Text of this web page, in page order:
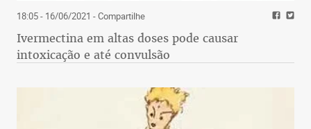
18:05 - 16/06/2021 - Compartilhe
Ivermectina em altas doses pode causar
intoxicação e até convulsão